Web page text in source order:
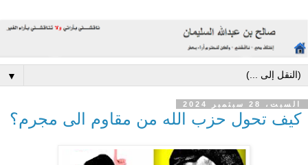
▼
السبت، 28 سبتمبر 2024
كيف تحول حزب الله من مقاوم الى مجرم؟